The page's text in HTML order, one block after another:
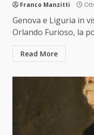
Franco Manzitti
Genova e Liguria in
Orlando Furioso, la
Read More